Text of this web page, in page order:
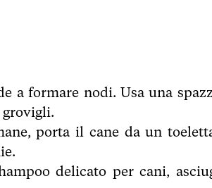
a formare nodi. Usa una
grovigli.
porta il cane da un
delicato per cani,